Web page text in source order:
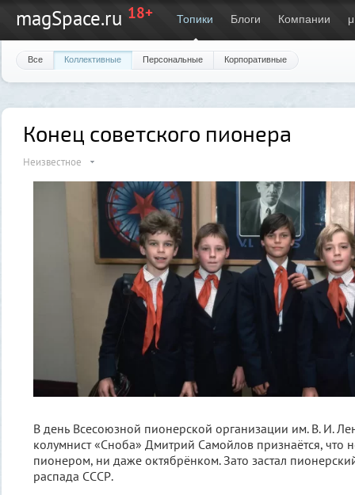
magSpace.ru 18+ Топики Блоги Компании μ
Все Коллективные Персональные Корпоративные
Конец советского пионера
Неизвестное
В день Всесоюзной пионерской организации им. В. И.
колумнист «Сноба» Дмитрий Самойлов признаётся, что
пионером, ни даже октябрёнком. Зато застал
распада СССР.